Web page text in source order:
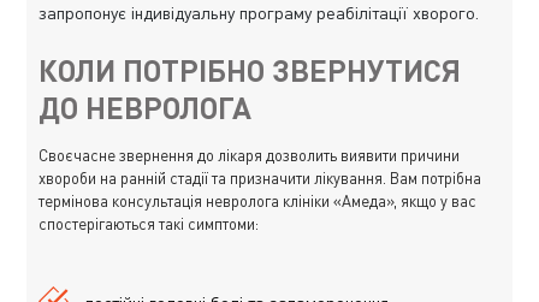
запропонує індивідуальну програму реабілітації хворого.
КОЛИ ПОТРІБНО ЗВЕРНУТИСЯ
ДО НЕВРОЛОГА
Своєчасне звернення до лікаря дозволить виявити причини
хвороби на ранній стадії та призначити лікування. Вам потрібна
термінова консультація невролога клініки «Амеда», якщо у вас
спостерігаються такі симптоми: